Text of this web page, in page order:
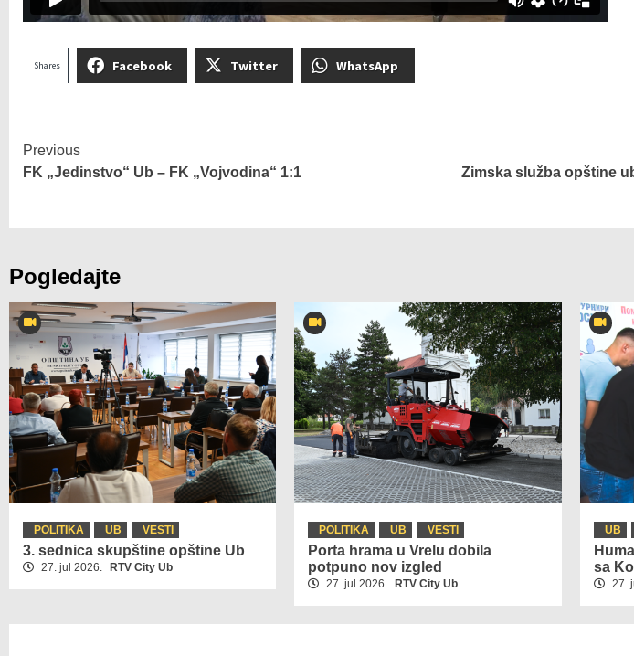
Facebook Twitter WhatsApp
Shares
Previous
FK „Jedinstvo“ Ub – FK „Vojvodina“ 1:1
Zimska služba opštine
Pogledajte
POLITIKA UB VESTI
3. sednica skupštine opštine Ub
27. jul 2026. RTV City Ub
POLITIKA UB VESTI
Porta hrama u Vrelu dobila
potpuno nov izgled
27. jul 2026. RTV City Ub
UB
sa
27.